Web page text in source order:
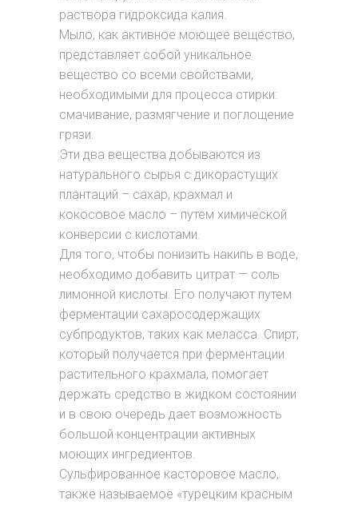
раствора гидроксида калия.
Мыло, как активное моющее вещество,
представляет собой уникальное
вещество со всеми свойствами,
необходимыми для процесса стирки:
смачивание, размягчение и поглощение
грязи.
Эти два вещества добываются из
натурального сырья с дикорастущих
плантаций – сахар, крахмал и
кокосовое масло – путем химической
конверсии с кислотами.
Для того, чтобы понизить накипь в воде,
необходимо добавить цитрат — соль
лимонной кислоты. Его получают путем
ферментации сахаросодержащих
субпродуктов, таких как меласса. Спирт,
который получается при ферментации
растительного крахмала, помогает
держать средство в жидком состоянии
и в свою очередь дает возможность
большой концентрации активных
моющих ингредиентов.
Сульфированное касторовое масло,
также называемое «турецким красным